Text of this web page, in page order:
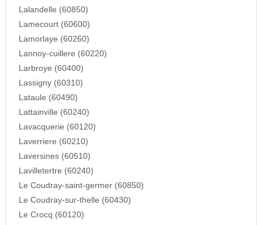
Lalandelle (60850)
Lamecourt (60600)
Lamorlaye (60260)
Lannoy-cuillere (60220)
Larbroye (60400)
Lassigny (60310)
Lataule (60490)
Lattainville (60240)
Lavacquerie (60120)
Laverriere (60210)
Laversines (60510)
Lavilletertre (60240)
Le Coudray-saint-germer (60850)
Le Coudray-sur-thelle (60430)
Le Crocq (60120)